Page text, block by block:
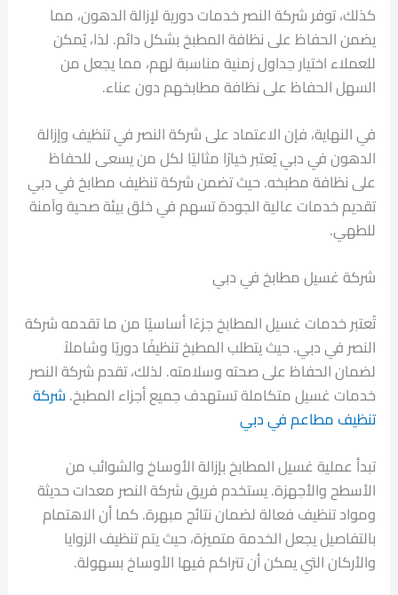
كذلك، توفر شركة النصر خدمات دورية لإزالة الدهون، مما
يضمن الحفاظ على نظافة المطبخ بشكل دائم. لذا، يُمكن
للعملاء اختيار جداول زمنية مناسبة لهم، مما يجعل من
السهل الحفاظ على نظافة مطابخهم دون عناء.
في النهاية، فإن الاعتماد على شركة النصر في تنظيف وإزالة
الدهون في دبي يُعتبر خيارًا مثاليًا لكل من يسعى للحفاظ
على نظافة مطبخه. حيث تضمن شركة تنظيف مطابخ في دبي
تقديم خدمات عالية الجودة تسهم في خلق بيئة صحية وآمنة
للطهي.
شركة غسيل مطابخ في دبي
تُعتبر خدمات غسيل المطابخ جزءًا أساسيًا من ما تقدمه شركة
النصر في دبي. حيث يتطلب المطبخ تنظيفًا دوريًا وشاملاً
لضمان الحفاظ على صحته وسلامته. لذلك، تقدم شركة النصر
خدمات غسيل متكاملة تستهدف جميع أجزاء المطبخ. شركة
تنظيف مطاعم في دبي
تبدأ عملية غسيل المطابخ بإزالة الأوساخ والشوائب من
الأسطح والأجهزة. يستخدم فريق شركة النصر معدات حديثة
ومواد تنظيف فعالة لضمان نتائج مبهرة. كما أن الاهتمام
بالتفاصيل يجعل الخدمة متميزة، حيث يتم تنظيف الزوايا
والأركان التي يمكن أن تتراكم فيها الأوساخ بسهولة.